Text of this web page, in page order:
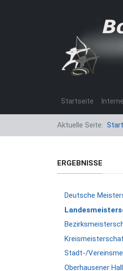
Startseite
Aktuelle Seite:
ERGEBNISSE
Deutsche
Stadt-/
Oberhausener